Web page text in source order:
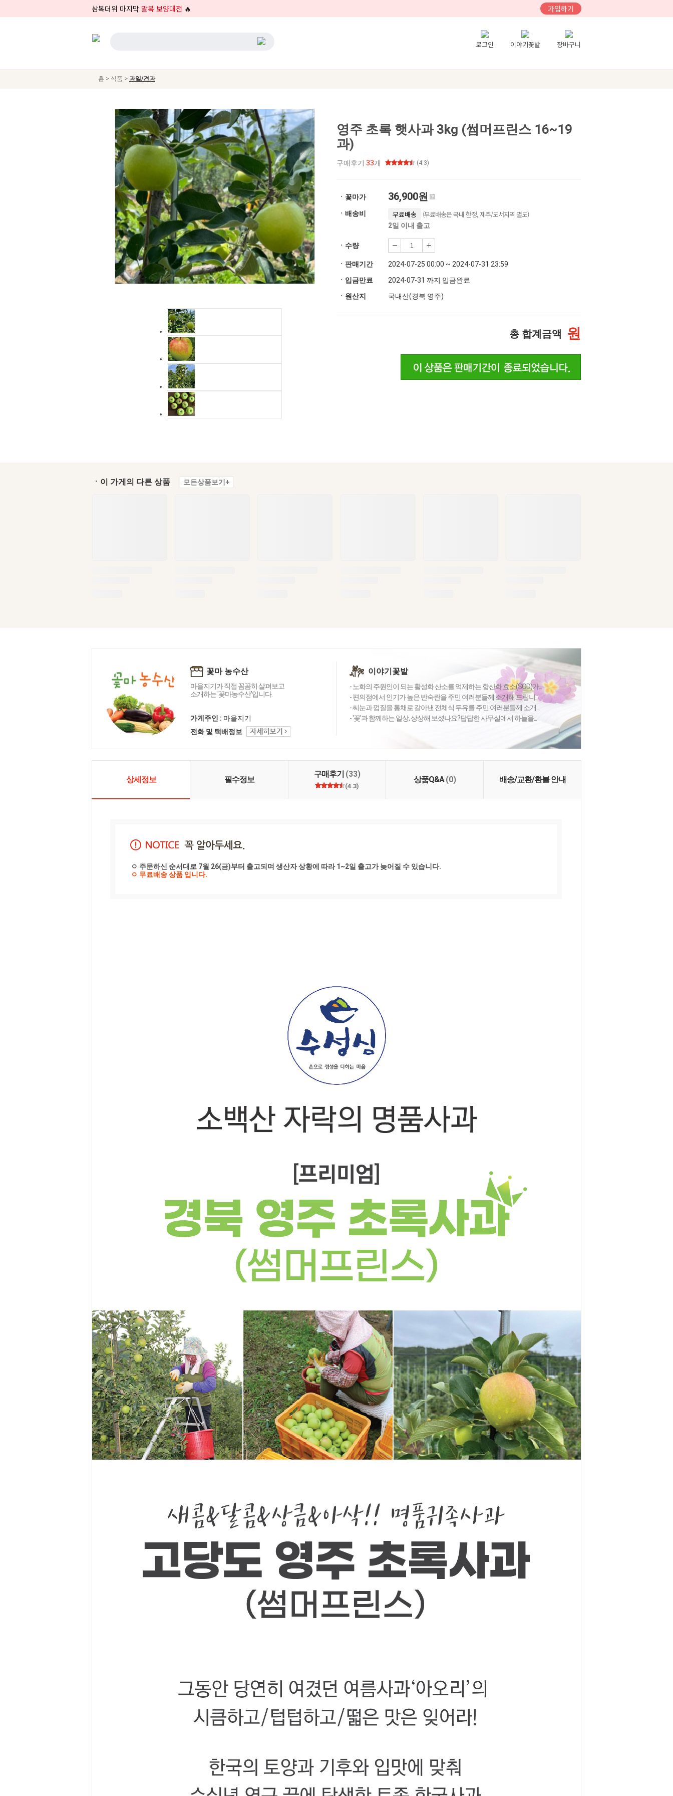
삼복더위 마지막 말복 보양대전 🔥 가입하기
로그인 이야기꽃밭 장바구니
홈 > 식품 > 과일/견과
영주 초록 햇사과 3kg (썸머프린스 16~19
과)
구매후기 33개 (4.3)
ㆍ꽃마가 36,900원
ㆍ배송비 무료배송 (무료배송은 국내 한정, 제주/도서지역 별도)
2일 이내 출고
ㆍ수량
ㆍ판매기간
2024-07-25 00:00 ~ 2024-07-31 23:59
ㆍ입금만료
2024-07-31 까지 입금완료
ㆍ원산지
국내산(경북 영주)
총 합계금액 원
ㆍ이 가게의 다른 상품 모든상품보기+
꽃마 농수산
마을지기가 직접 꼼꼼히 살펴보고
소개하는 '꽃마농수산'입니다.
가게주인 : 마을지기
전화 및 택배정보
이야기꽃밭
- 노화의 주원인이 되는 활성화 산소를 억제하는 항산화 효소(SOD)가...
- 편의점에서 인기가 높은 반숙란을 주민 여러분들께 소개해 드립니...
- 씨눈과 껍질을 통채로 갈아낸 전체식 두유를 주민 여러분들께 소개...
- '꽃'과 함께하는 일상, 상상해 보셨나요?답답한 사무실에서 하늘을...
상세정보 필수정보
구매후기 (33)
(4.3)
상품Q&A(0) 배송/교환/환불 안내
ㅇ 주문하신 순서대로 7월 26(금)부터 출고되며 생산자 상황에 따라 1~2일 출고가 늦어질 수 있습니다.
ㅇ 무료배송 상품 입니다.